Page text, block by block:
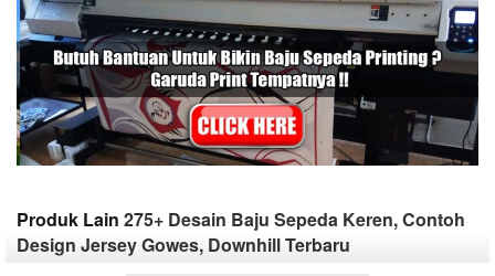
Produk Lain 275+ Desain Baju Sepeda Keren, Contoh
Design Jersey Gowes, Downhill Terbaru